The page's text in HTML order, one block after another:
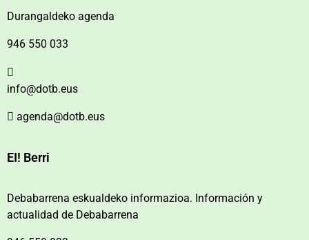
Durangaldeko agenda
946 550 033
info@dotb.eus
agenda@dotb.eus
EI! Berri
Debabarrena eskualdeko informazioa. Información y
actualidad de Debabarrena